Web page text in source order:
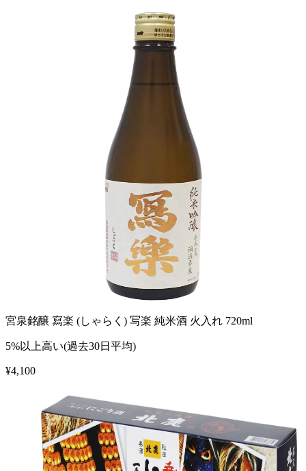
宮泉銘醸 寫楽 (しゃらく) 写楽 純米酒 火入れ 720ml
5%以上高い(過去30日平均)
¥4,100